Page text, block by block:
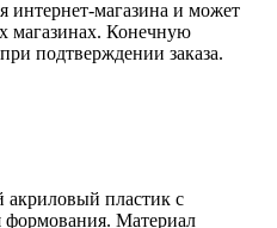
интернет-магазина и может
магазинах. Конечную
подтверждении заказа.
пластик с
Материал